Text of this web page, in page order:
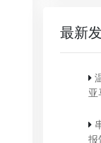
最新
亚
报